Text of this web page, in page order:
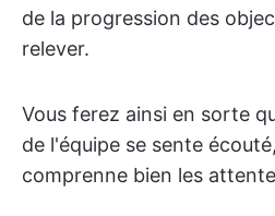
de la progression des
relever.
Vous ferez ainsi en sorte
de l'équipe se sente
comprenne bien les